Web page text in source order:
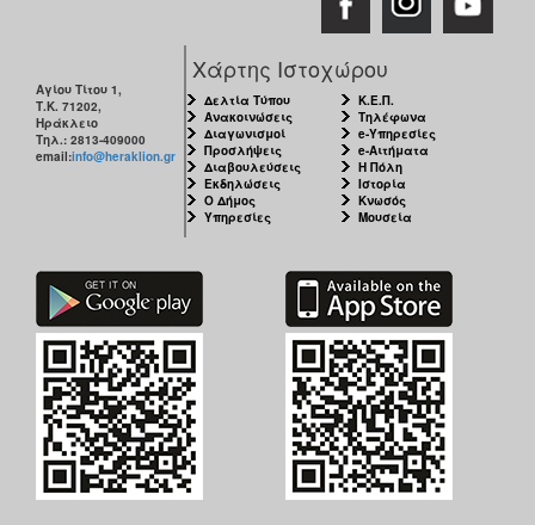
Αγίου Τίτου 1,
Τ.Κ. 71202,
Ηράκλειο
Τηλ.: 2813-409000
email:info@heraklion.gr
Χάρτης Ιστοχώρου
Δελτία Τύπου
Ανακοινώσεις
Διαγωνισμοί
Προσλήψεις
Διαβουλεύσεις
Εκδηλώσεις
Ο Δήμος
Υπηρεσίες
Κ.Ε.Π.
Τηλέφωνα
e-Υπηρεσίες
e-Αιτήματα
Η Πόλη
Ιστορία
Κνωσός
Μουσεία